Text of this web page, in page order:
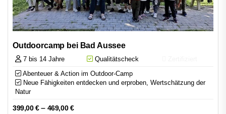
Outdoorcamp bei Bad Aussee
7 bis 14 Jahre Qualitätscheck
Abenteuer & Action im Outdoor-Camp
Neue Fähigkeiten entdecken und erproben, Wertschätzung der
Natur
399,00€– 469,00€